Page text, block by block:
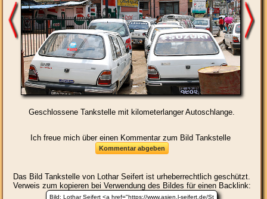
Geschlossene Tankstelle mit kilometerlanger Autoschlange.
Ich freue mich über einen Kommentar zum Bild Tankstelle
Das Bild Tankstelle von Lothar Seifert ist urheberrechtlich geschützt.
Verweis zum kopieren bei Verwendung des Bildes für einen Backlink: